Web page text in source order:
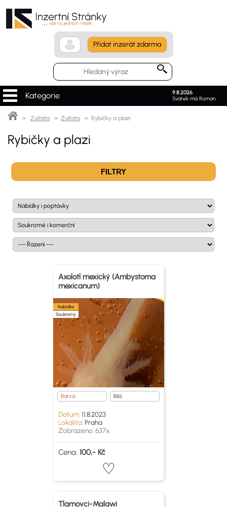
Přidat inzerát zdarma
9.8.2026.
Svátek má Roman.
Kategorie
> Zvířata > Zvířata > Rybičky a plazi
Rybičky a plazi
FILTRY
Axolotl mexický (Ambystoma
mexicanum)
Nabídka
Soukromý
Barva Bílá
Datum:11.8.2023
Lokalita:Praha
Zobrazeno: 637x
Cena: 100,- Kč
Tlamovci-Malawi